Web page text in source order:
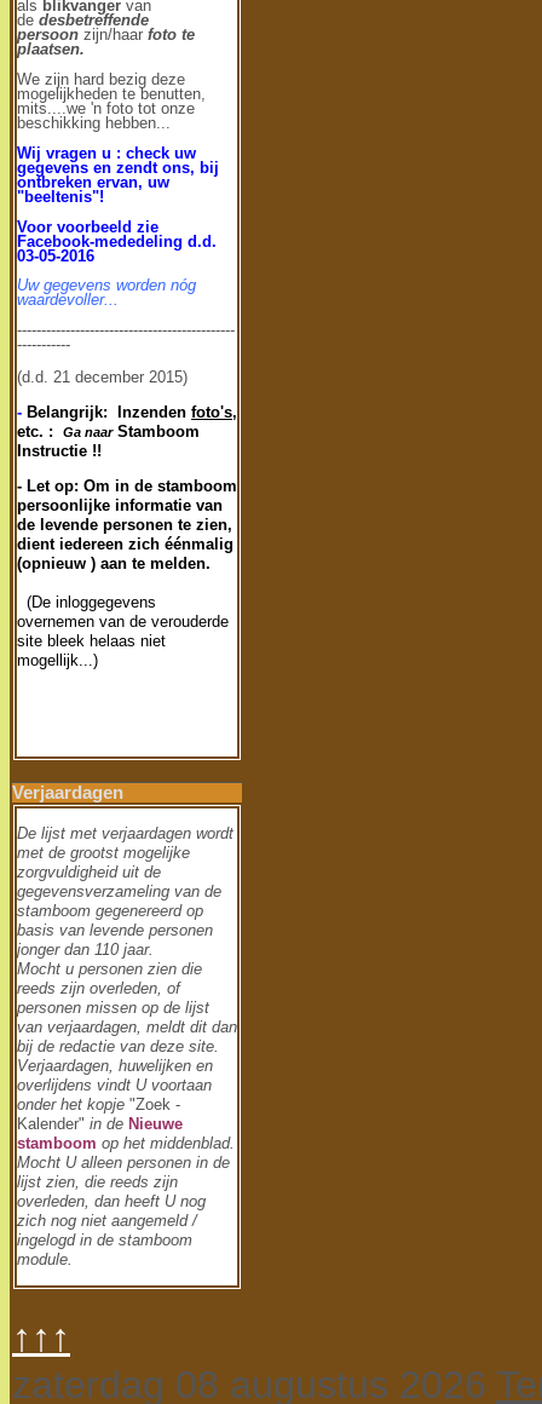
alsblikvanger van
de desbetreffende
persoon zijn/haar foto te
plaatsen.
We zijn hard bezig deze
mogelijkheden te benutten,
mits....we 'n foto tot onze
beschikking hebben...
Wij vragen u : check uw
gegevens en zendt ons, bij
ontbreken ervan, uw
"beeltenis"!
Voor voorbeeld zie
Facebook-mededeling d.d.
03-05-2016
Uw gegevens worden nóg
waardevoller...
---------------------------------------------
-----------
(d.d. 21 december 2015)
- Belangrijk: Inzenden foto's,
etc. :
Ga naar Stamboom
Instructie !!
- Let op: Om in de stamboom
persoonlijke informatie van
de levende personen te zien,
dient iedereen zich éénmalig
(opnieuw ) aan te melden.
(De inloggegevens
overnemen van de verouderde
site bleek helaas niet
mogellijk...)
Verjaardagen
De lijst met verjaardagen wordt
met de grootst mogelijke
zorgvuldigheid uit de
gegevensverzameling van de
stamboom gegenereerd op
basis van levende personen
jonger dan 110 jaar.
Mocht u personen zien die
reeds zijn overleden, of
personen missen op de lijst
van verjaardagen, meldt dit dan
bij de redactie van deze site.
Verjaardagen, huwelijken en
overlijdens vindt U voortaan
onder het kopje "Zoek -
Kalender" in de Nieuwe
stamboom op het middenblad.
Mocht U alleen personen in de
lijst zien, die reeds zijn
overleden, dan heeft U nog
zich nog niet aangemeld /
ingelogd in de stamboom
module.
↑↑↑
zaterdag 08 augustus 2026